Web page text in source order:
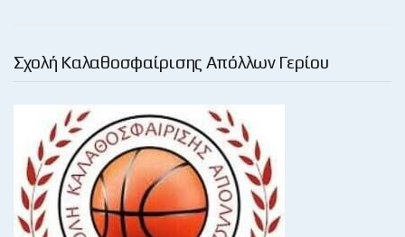
Σχολή Καλαθοσφαίρισης Απόλλων Γερίου